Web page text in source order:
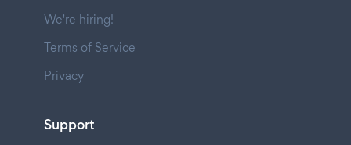
We're hiring!
Terms of Service
Privacy
Support